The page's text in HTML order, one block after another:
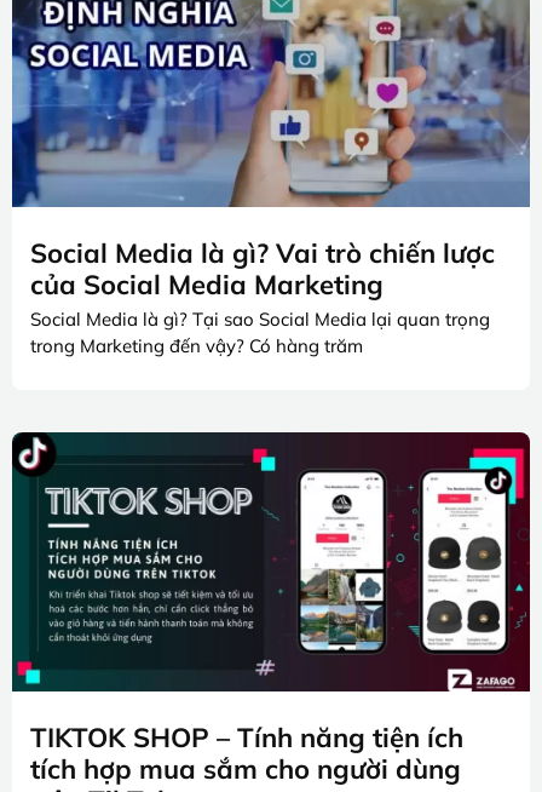
Social Media là gì? Vai trò chiến lược
của Social Media Marketing
Social Media là gì? Tại sao Social Media lại quan trọng
trong Marketing đến vậy? Có hàng trăm
TIKTOK SHOP – Tính năng tiện ích
tích hợp mua sắm cho người dùng